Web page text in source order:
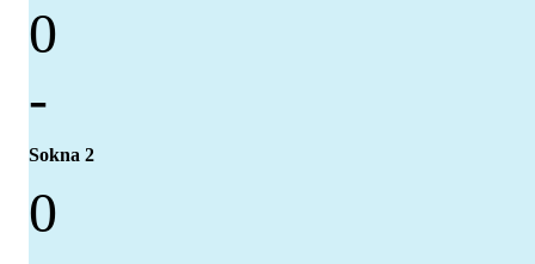
0
-
Sokna 2
0